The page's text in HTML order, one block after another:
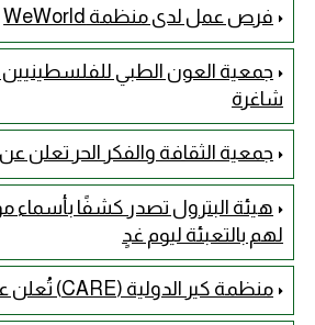
فرص عمل لدى منظمة WeWorld
جمعية العون الطبي
شاغرة
جمعية الثقافة والفكر الحر
هيئة البترول تصدر كشفًا بأسماء
لهم بالتعبئة ليوم غدٍ
منظمة كير الدولية (CARE) تُعلن عن وظائف شاغرة